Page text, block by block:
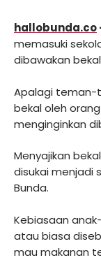
hallobunda.co
memasuki
dibawakan
Apalagi teman-
bekal oleh
menginginkan
Menyajikan
disukai menjadi
Bunda.
Kebiasaan
atau biasa
mau makanan